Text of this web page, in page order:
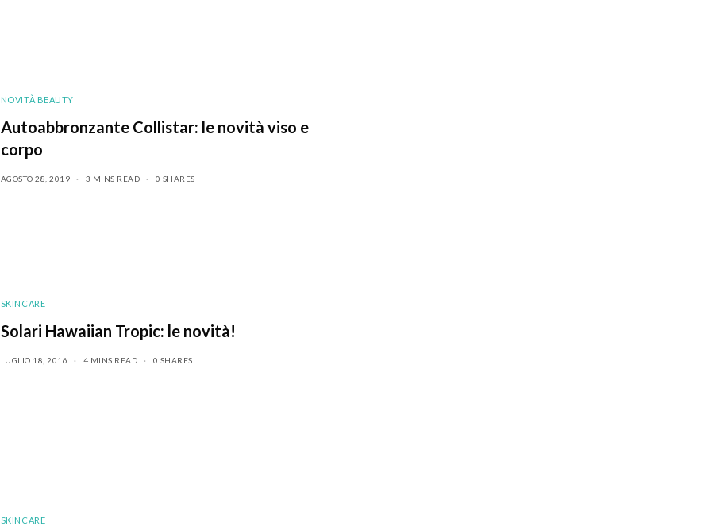
NOVITÀ BEAUTY
Autoabbronzante Collistar: le novità viso e
corpo
AGOSTO 28, 2019 3 MINS READ 0 SHARES
SKINCARE
Solari Hawaiian Tropic: le novità!
LUGLIO 18, 2016 4 MINS READ 0 SHARES
SKINCARE